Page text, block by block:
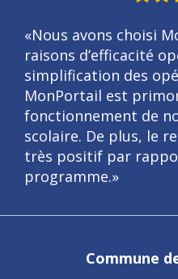
«Nous avons choisi
raisons d’efficacité
simplification des
MonPortail est
fonctionnement de
scolaire. De plus, le
très positif par
programme.»
Commune